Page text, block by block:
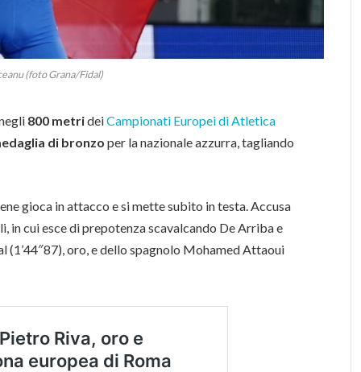
(foto Grana/Fidal)
800 metrideiCampionati Europei di Atletica
di bronzo per la nazionale azzurra, tagliando
gioca in attacco e si mette subito in testa. Accusa
in cui esce di prepotenza scavalcando De Arriba e
(1’44″87), oro, e dello spagnolo Mohamed Attaoui